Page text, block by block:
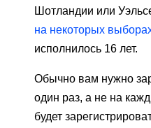
Шотландии или
на некоторых
исполнилось 16 лет.
Обычно вам нужно
один раз, а не на
будет